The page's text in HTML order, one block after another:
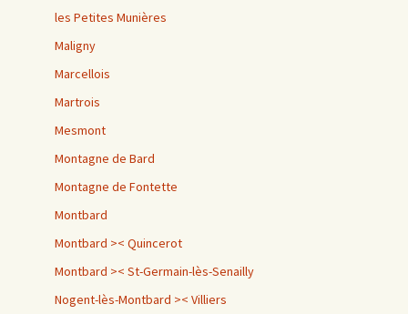
les Petites Munières
Maligny
Marcellois
Martrois
Mesmont
Montagne de Bard
Montagne de Fontette
Montbard
Montbard >< Quincerot
Montbard >< St-Germain-lès-Senailly
Nogent-lès-Montbard >< Villiers